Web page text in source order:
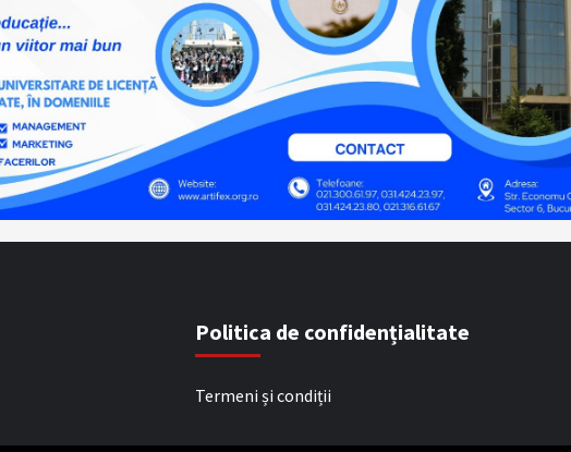
Politica de confidențialitate
Termeni și condiții